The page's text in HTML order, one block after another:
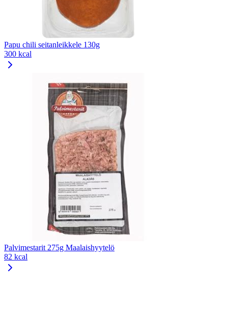
Papu chili seitanleikkele 130g
300 kcal
Palvimestarit 275g Maalaishyytelö
82 kcal